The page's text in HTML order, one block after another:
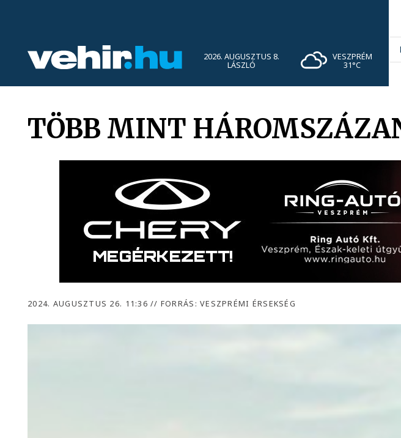
2026. AUGUSZTUS 8.
LÁSZLÓ
VESZPRÉM
31°C
TÖBB MINT
2024. AUGUSZTUS 26. 11:36// FORRÁS: VESZPRÉMI ÉRSEKSÉG